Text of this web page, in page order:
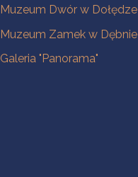
Muzeum Dwór w Dołędze
Muzeum Zamek w Dębnie
Galeria "Panorama"